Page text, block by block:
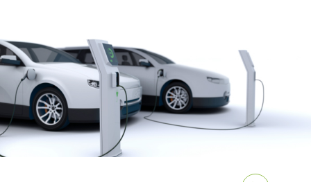
BORNES DE RECHARGE ENTERRÉES
POUR CAMIONS ÉLECTRIQUES AVEC
PROVIRIDIS
Rédigé par Philippe Schwoerer le 26 Nov 2024 à 06:00
0 commentaires